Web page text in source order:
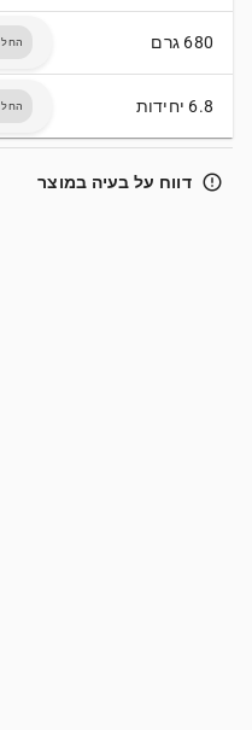
680 גרם החל
6.8 יחידות החל
error_outline דווח על בעיה במוצר